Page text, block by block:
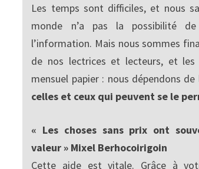
Les temps sont difficiles, et nous
monde n’a pas la possibilité
l’information. Mais nous sommes
de nos lectrices et lecteurs, et les
mensuel papier : nous dépendons de
celles et ceux qui peuvent se le
« Les choses sans prix ont
valeur » Mixel Berhocoirigoin
Cette aide est vitale. Grâce à